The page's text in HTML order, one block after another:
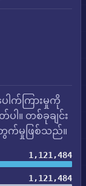
က်ကြားမှုကို
။ တစ်ခုချင်း
က်မှုဖြစ်သည်။
1,121,484
1,121,484